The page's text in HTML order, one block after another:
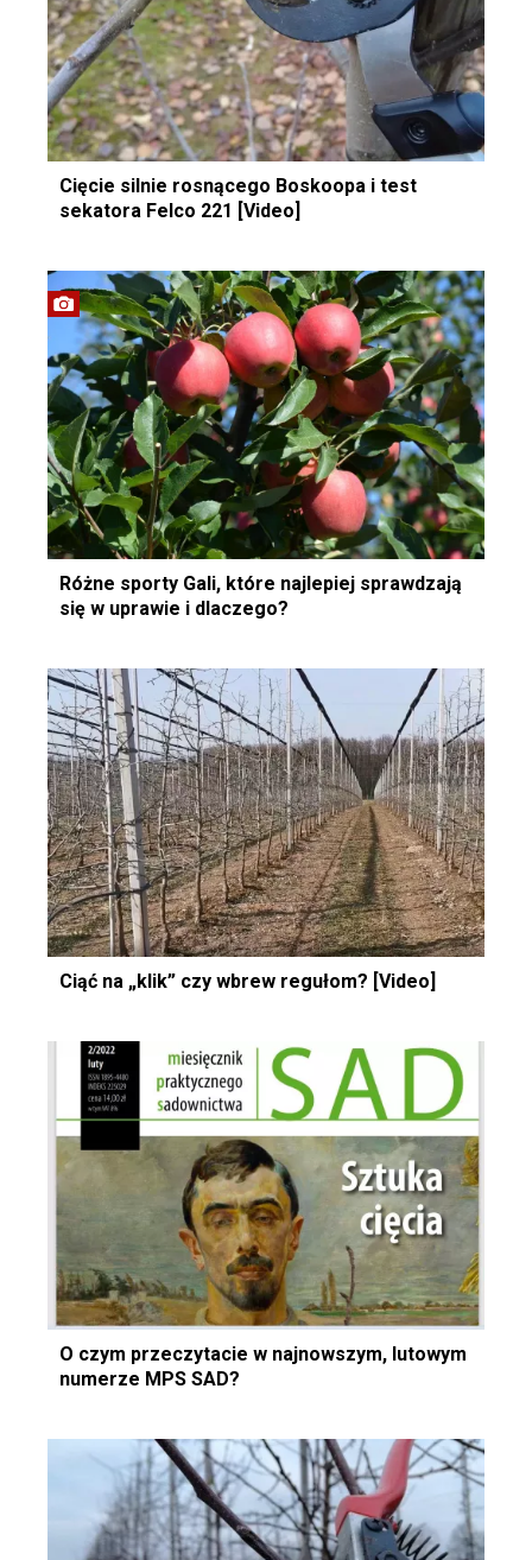
Cięcie silnie rosnącego Boskoopa i test
sekatora Felco 221 [Video]
Różne sporty Gali, które najlepiej sprawdzają
się w uprawie i dlaczego?
Ciąć na „klik” czy wbrew regułom? [Video]
O czym przeczytacie w najnowszym, lutowym
numerze MPS SAD?